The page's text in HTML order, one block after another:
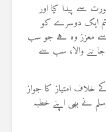
سے پیدا کیا اور
تم ایک دوسرے کو
سے معزز وہ ہے جو سب
والا، سب سے
خلاف امتیاز کا جواز
وسلم نے بھی اپنے خطبہ